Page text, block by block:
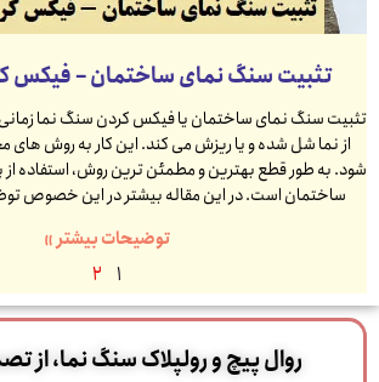
تثبیت سنگ نمای ساختمان – فیکس
تثبیت سنگ نمای ساختمان یا فیکس کردن سنگ نما
از نما شل شده و یا ریزش می کند. این کار به روش های
شود. به طور قطع بهترین و مطمئن ترین روش، استفاده از
ساختمان است. در این مقاله بیشتر در این خصوص
توضیحات بیشتر »
1
2
روال پیچ و رولپلاک سنگ نما، از